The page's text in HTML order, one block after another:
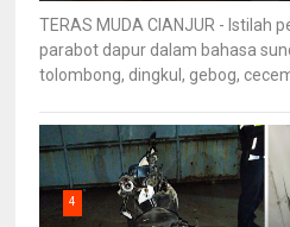
TERAS MUDA CIANJUR - Istilah
parabot dapur dalam bahasa
tolombong, dingkul, gebog,
4